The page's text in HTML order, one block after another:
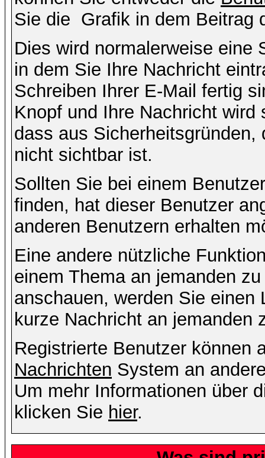
Sie die Grafik in dem Beitrag
Dies wird normalerweise eine
in dem Sie Ihre Nachricht
Schreiben Ihrer E-Mail fertig
Knopf und Ihre Nachricht
dass aus
nicht sichtbar ist.
Sollten Sie bei einem
finden, hat dieser Benutzer
anderen Benutzern erhalten
Eine andere nützliche
einem Thema an jemanden
anschauen, werden Sie
kurze Nachricht an jemanden
Registrierte Benutzer können
Nachrichten System an
Um mehr Informationen über
klicken Sie hier.